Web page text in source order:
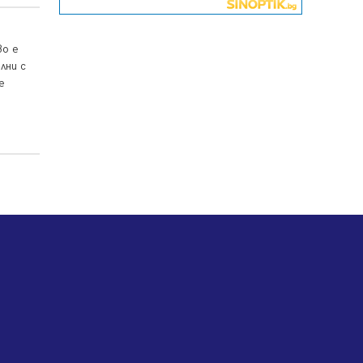
е
с
06.08.2026, 07:51